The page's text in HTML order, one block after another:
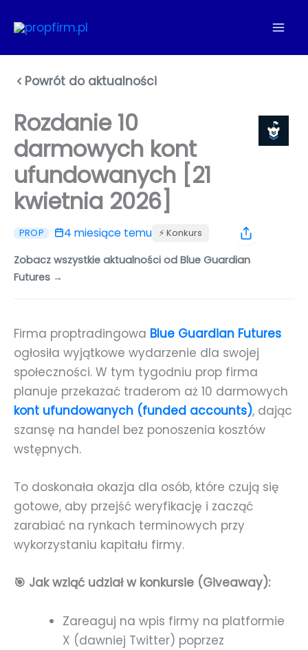
do
Powrót do aktualności
Rozdanie 10
darmowych kont
ufundowanych [21
kwietnia 2026]
PROP 4 miesiące temu ⚡️ Konkurs
Zobacz wszystkie aktualności od Blue Guardian
Futures →
Firma proptradingowa Blue Guardian Futures
ogłosiła wyjątkowe wydarzenie dla swojej
społeczności. W tym tygodniu prop firma
planuje przekazać traderom aż 10 darmowych
kont ufundowanych (funded accounts), dając
szansę na handel bez ponoszenia kosztów
wstępnych.
To doskonała okazja dla osób, które czują się
gotowe, aby przejść weryfikację i zacząć
zarabiać na rynkach terminowych przy
wykorzystaniu kapitału firmy.
🎯 Jak wziąć udział w konkursie (Giveaway):
Zareaguj na wpis firmy na platformie
X (dawniej Twitter) poprzez